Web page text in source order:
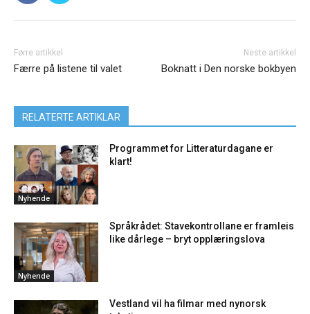
Førre artikkel
Færre på listene til valet
Neste artikkel
Boknatt i Den norske bokbyen
RELATERTE ARTIKLAR
Nyhende
Programmet for Litteraturdagane er
klart!
Nyhende
Språkrådet: Stavekontrollane er framleis
like dårlege – bryt opplæringslova
Vestland vil ha filmar med nynorsk